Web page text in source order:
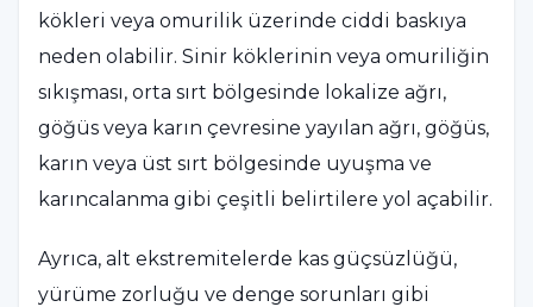
kökleri veya omurilik üzerinde ciddi baskıya
neden olabilir. Sinir köklerinin veya omuriliğin
sıkışması, orta sırt bölgesinde lokalize ağrı,
göğüs veya karın çevresine yayılan ağrı, göğüs,
karın veya üst sırt bölgesinde uyuşma ve
karıncalanma gibi çeşitli belirtilere yol açabilir.
Ayrıca, alt ekstremitelerde kas güçsüzlüğü,
yürüme zorluğu ve denge sorunları gibi